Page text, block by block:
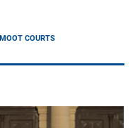
MOOT COURTS